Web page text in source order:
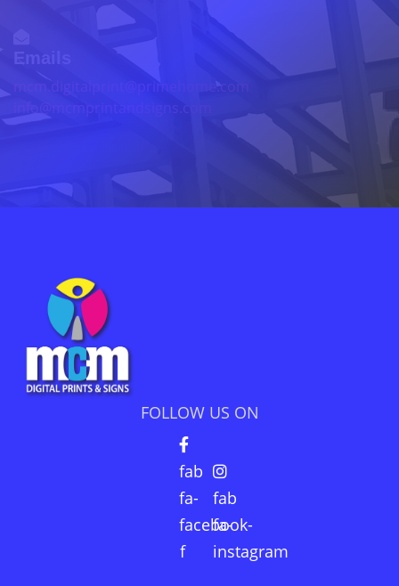
Emails
mcm.digitalprint@primehome.com
info@mcmprintandsigns.com
FOLLOW US ON
fab
fa-
facebook-
f
fab
fa-
instagram